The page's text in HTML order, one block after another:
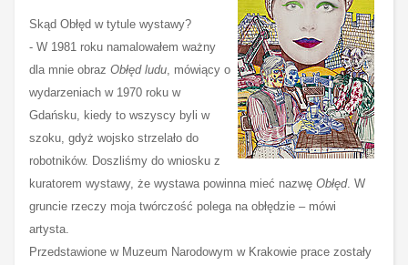
Skąd Obłęd w tytule wystawy?
- W 1981 roku namalowałem ważny
dla mnie obraz Obłęd ludu, mówiący o
wydarzeniach w 1970 roku w
Gdańsku, kiedy to wszyscy byli w
szoku, gdyż wojsko strzelało do
robotników. Doszliśmy do wniosku z
kuratorem wystawy, że wystawa powinna mieć nazwę Obłęd. W
gruncie rzeczy moja twórczość polega na obłędzie – mówi
artysta.
Przedstawione w Muzeum Narodowym w Krakowie prace zostały